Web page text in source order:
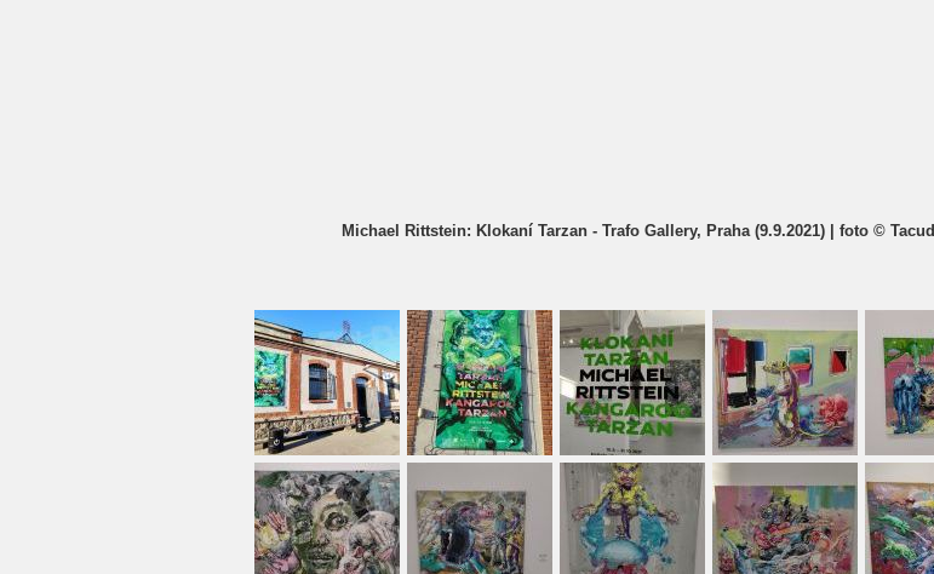
Michael Rittstein: Klokaní Tarzan - Trafo Gallery, Praha (9.9.2021) | foto © Tacud